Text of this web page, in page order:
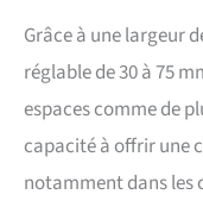
Grâce à une largeur
réglable de 30 à 75
espaces comme de
capacité à offrir une
notamment dans les